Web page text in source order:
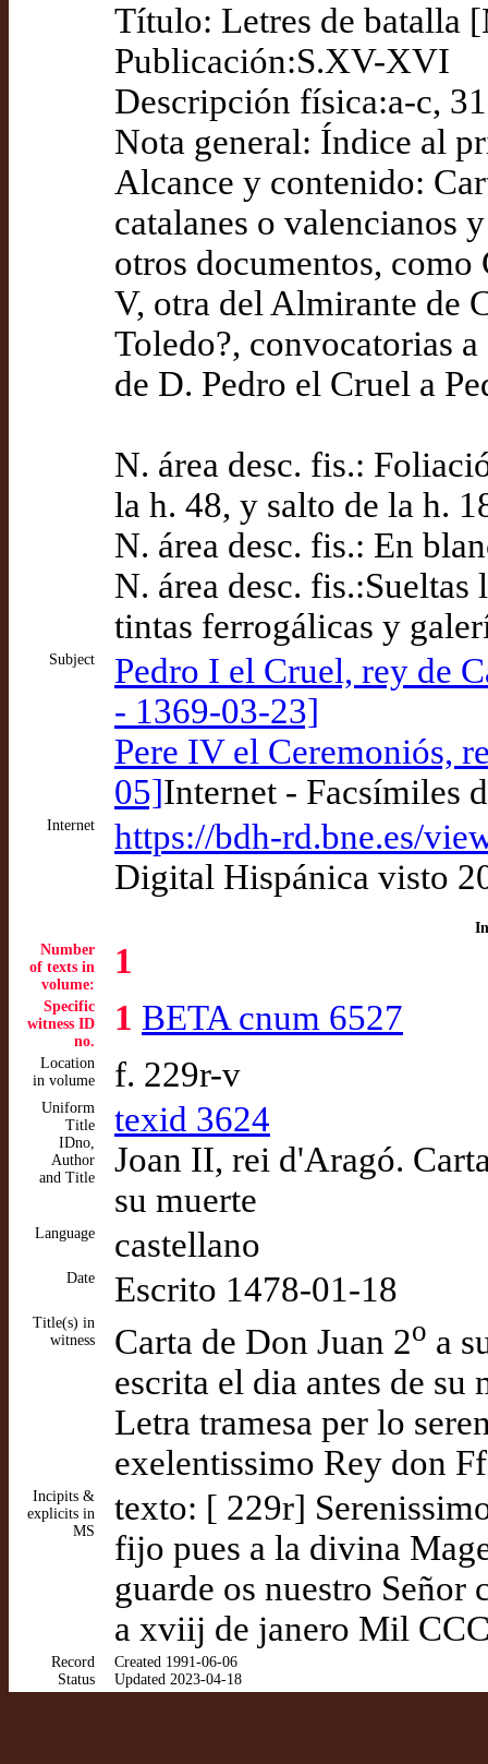
Título: Letres de batalla
Publicación:S.XV-XVI
Descripción física:a-c,
Nota general: Índice al
Alcance y contenido:
catalanes o valencianos
otros documentos, como
V, otra del Almirante de
Toledo?, convocatorias
de D. Pedro el Cruel a
N. área desc. fis.:
la h. 48, y salto de la h.
N. área desc. fis.: En
N. área desc.
tintas ferrogálicas y
Subject
Pedro I el Cruel, rey de
- 1369-03-23]
Pere IV el Ceremoniós,
05]Internet - Facsímiles
Internet
https://bdh-rd.bne.es/
Digital Hispánica visto
Number
of texts in
volume:
1
Specific
witness ID
no.
1 BETA cnum 6527
Location
in volume
f. 229r-v
Uniform
Title
IDno,
Author
and Title
texid 3624
Joan II, rei d'Aragó.
su muerte
Language castellano
Date Escrito 1478-01-18
Title(s) in
witness
Carta de Don Juan 2o a
escrita el dia antes de su
Letra tramesa per lo
exelentissimo Rey don
Incipits &
explicits in
MS
texto: [ 229r]
fijo pues a la divina
guarde os nuestro
a xviij de janero Mil
Record
Status
Created 1991-06-06
Updated 2023-04-18